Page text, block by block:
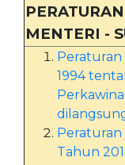
MENTERI -
Peraturan
1994
Peraturan
Tahun